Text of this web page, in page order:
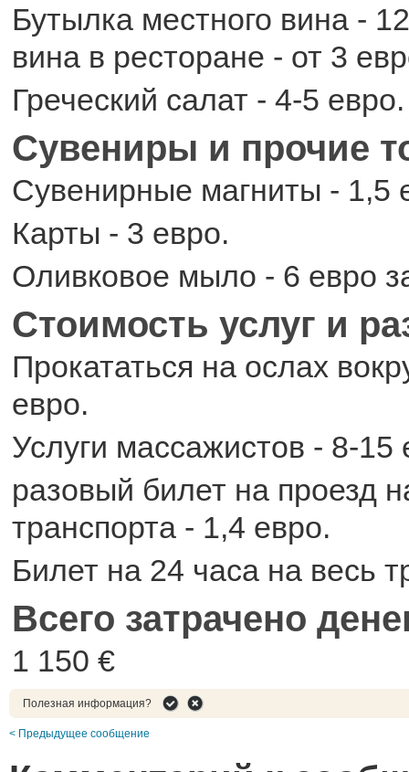
Бутылка местного вина -
вина в ресторане - от 3
Греческий салат - 4-5 евро.
Сувениры и прочие
Сувенирные магниты - 1,5
Карты - 3 евро.
Оливковое мыло - 6 евро
Стоимость услуг и
Прокататься на ослах
евро.
Услуги массажистов - 8-15
разовый билет на проезд
транспорта - 1,4 евро.
Билет на 24 часа на весь
Всего затрачено
1 150 €
Полезная информация?
< Предыдущее сообщение